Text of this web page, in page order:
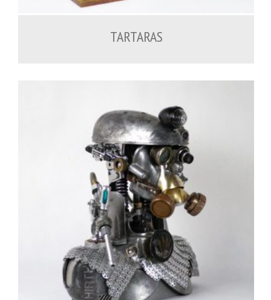
TARTARAS
900.00€